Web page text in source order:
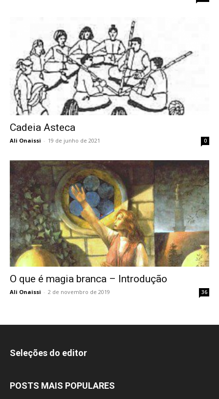
Cadeia Asteca
Ali Onaissi - 19 de junho de 2021 0
O que é magia branca – Introdução
Ali Onaissi - 2 de novembro de 2019 36
Seleções do editor
POSTS MAIS POPULARES